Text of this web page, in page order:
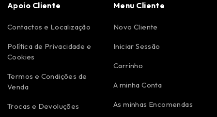
Apoio Cliente
Contactos e Localização
Política de Privacidade e
Cookies
Termos e Condições de
Venda
Trocas e Devoluções
Menu Cliente
Novo Cliente
Iniciar Sessão
Carrinho
A minha Conta
As minhas Encomendas